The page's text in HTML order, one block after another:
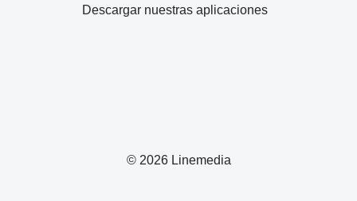
© 2026 Linemedia
Descargar nuestras aplicaciones